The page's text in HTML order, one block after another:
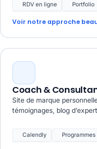
RDV en ligne Portfolio
Voir notre approche
Coach &
Site de marque
témoignages, blog
Calendly Programmes